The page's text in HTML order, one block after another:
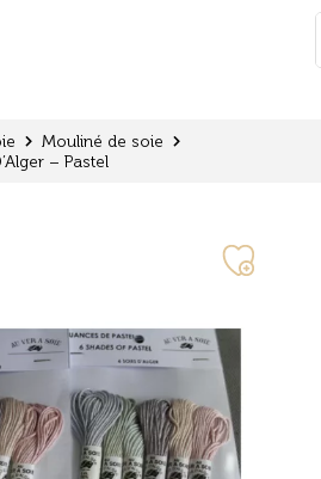
:
Mouliné de soie
– Pastel